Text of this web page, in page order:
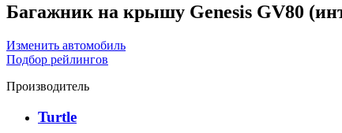
Багажник на крышу Genesis GV80
Изменить автомобиль
Подбор рейлингов
Производитель
Turtle